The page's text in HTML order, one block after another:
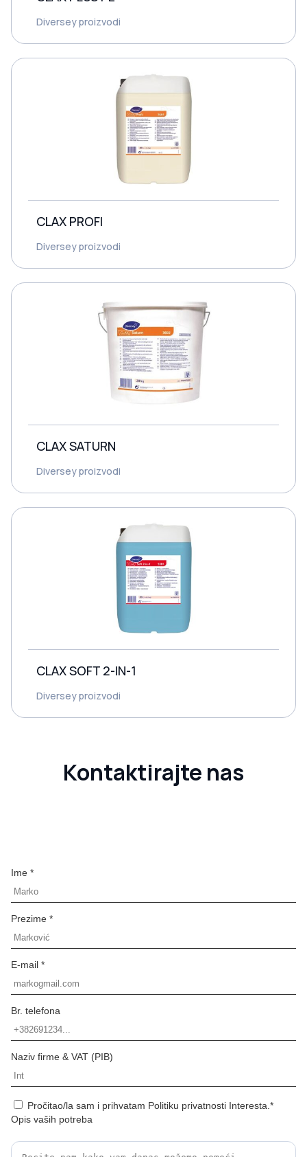
Diversey proizvodi
CLAX PROFI
Diversey proizvodi
CLAX SATURN
Diversey proizvodi
CLAX SOFT 2-IN-1
Diversey proizvodi
Kontaktirajte nas
Ime *
Prezime *
E-mail *
Br. telefona
Naziv firme & VAT (PIB)
Pročitao/la sam i prihvatam Politiku privatnosti Interesta.*
Opis vaših potreba